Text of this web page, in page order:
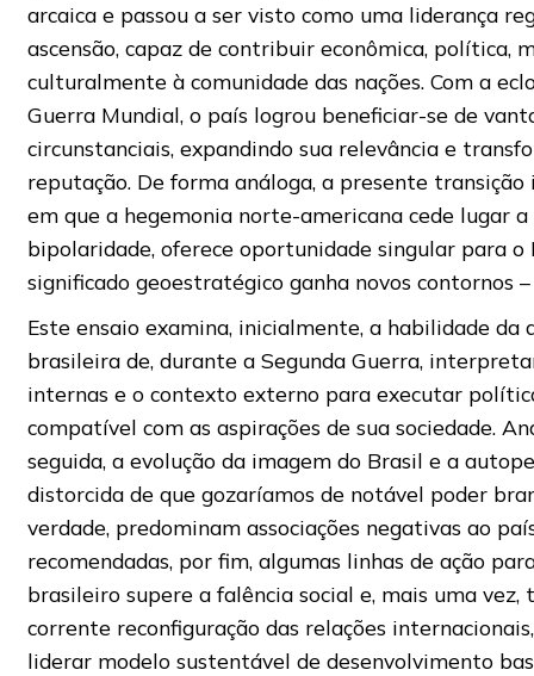
arcaica e passou a ser visto como uma liderança
ascensão, capaz de contribuir econômica, política,
culturalmente à comunidade das nações. Com a
Guerra Mundial, o país logrou beneficiar-se de
circunstanciais, expandindo sua relevância e
reputação. De forma análoga, a presente transição
em que a hegemonia norte-americana cede lugar
bipolaridade, oferece oportunidade singular para o
significado geoestratégico ganha novos contornos
Este ensaio examina, inicialmente, a habilidade da
brasileira de, durante a Segunda Guerra,
internas e o contexto externo para executar
compatível com as aspirações de sua sociedade.
seguida, a evolução da imagem do Brasil e a
distorcida de que gozaríamos de notável poder
verdade, predominam associações negativas ao
recomendadas, por fim, algumas linhas de ação
brasileiro supere a falência social e, mais uma
corrente reconfiguração das relações
liderar modelo sustentável de desenvolvimento